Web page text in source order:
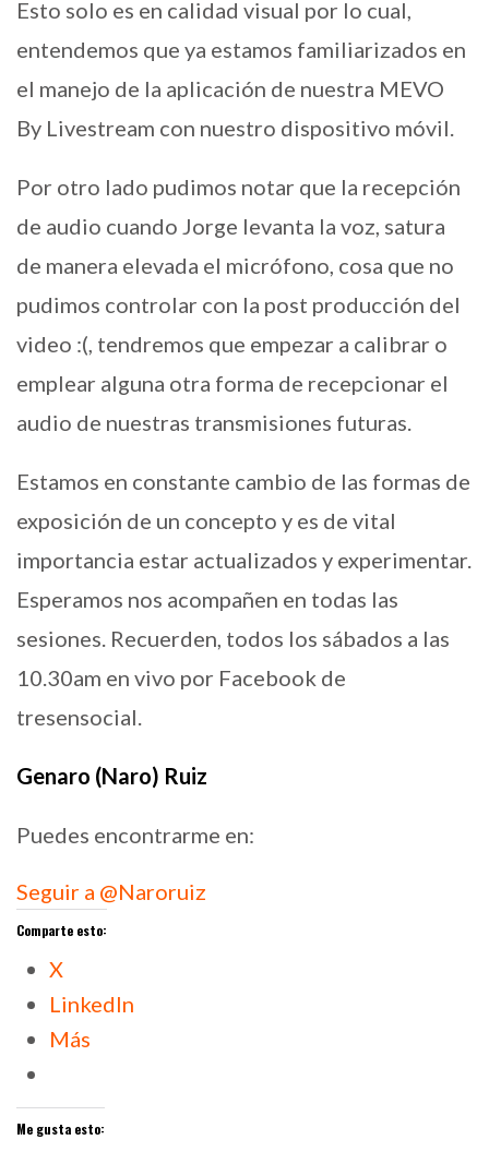
Esto solo es en calidad visual por lo cual,
entendemos que ya estamos familiarizados en
el manejo de la aplicación de nuestra MEVO
By Livestream con nuestro dispositivo móvil.
Por otro lado pudimos notar que la recepción
de audio cuando Jorge levanta la voz, satura
de manera elevada el micrófono, cosa que no
pudimos controlar con la post producción del
video :(, tendremos que empezar a calibrar o
emplear alguna otra forma de recepcionar el
audio de nuestras transmisiones futuras.
Estamos en constante cambio de las formas de
exposición de un concepto y es de vital
importancia estar actualizados y experimentar.
Esperamos nos acompañen en todas las
sesiones. Recuerden, todos los sábados a las
10.30am en vivo por Facebook de
tresensocial.
Genaro (Naro) Ruiz
Puedes encontrarme en:
Seguir a @Naroruiz
Comparte esto:
X
LinkedIn
Más
Me gusta esto: